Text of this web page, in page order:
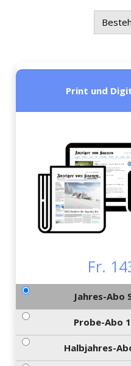
Print und
Fr.
Jahres-Abo
Probe-Abo
Halbjahres-